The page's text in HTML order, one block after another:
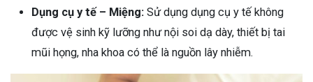
Dụng cụ y tế – Miệng: Sử dụng dụng cụ y tế không
được vệ sinh kỹ lưỡng như nội soi dạ dày, thiết bị tai
mũi họng, nha khoa có thể là nguồn lây nhiễm.